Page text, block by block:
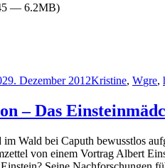
— 6.2MB)
29. Dezember 2012Kristine, Wgre,
– Das
Wald bei Caputh bewusstlos
von einem Vortrag Albert